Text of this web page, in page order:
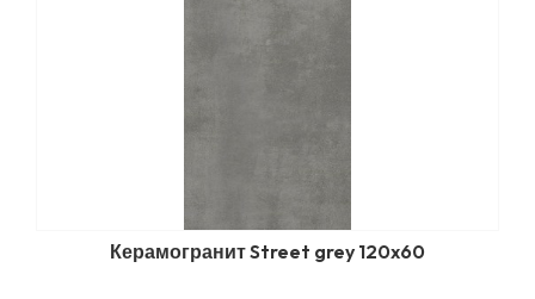
Керамогранит Street grey 120x60